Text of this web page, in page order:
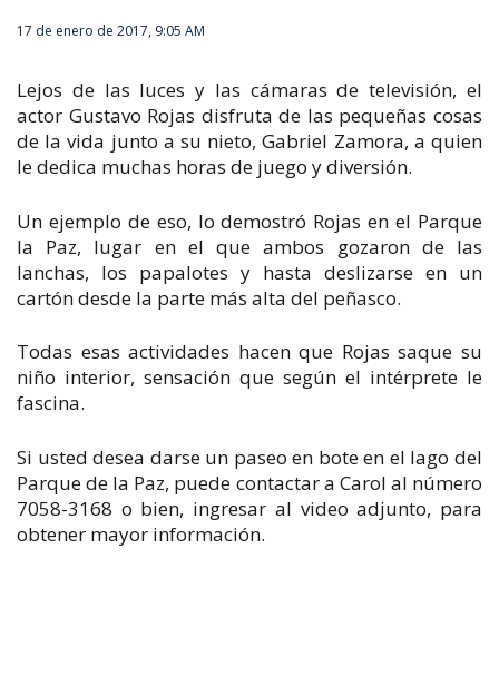
17 de enero de 2017, 9:05 AM
Lejos de las luces y las cámaras de televisión, el
actor Gustavo Rojas disfruta de las pequeñas cosas
de la vida junto a su nieto, Gabriel Zamora, a quien
le dedica muchas horas de juego y diversión.
Un ejemplo de eso, lo demostró Rojas en el Parque
la Paz, lugar en el que ambos gozaron de las
lanchas, los papalotes y hasta deslizarse en un
cartón desde la parte más alta del peñasco.
Todas esas actividades hacen que Rojas saque su
niño interior, sensación que según el intérprete le
fascina.
Si usted desea darse un paseo en bote en el lago del
Parque de la Paz, puede contactar a Carol al número
7058-3168 o bien, ingresar al video adjunto, para
obtener mayor información.